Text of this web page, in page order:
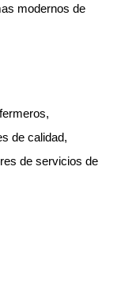
modernos de
de calidad,
de servicios de